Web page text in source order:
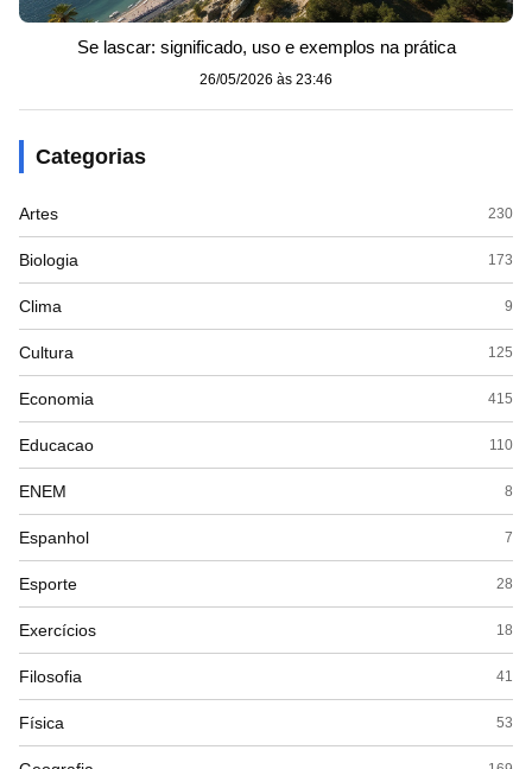
Se lascar: significado, uso e exemplos na prática
26/05/2026 às 23:46
Categorias
Artes 230
Biologia 173
Clima 9
Cultura 125
Economia 415
Educacao 110
ENEM 8
Espanhol 7
Esporte 28
Exercícios 18
Filosofia 41
Física 53